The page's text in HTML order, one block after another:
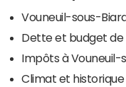
Vouneuil-sous-Biard
Dette et budget de
Impôts à Vouneuil-
Climat et